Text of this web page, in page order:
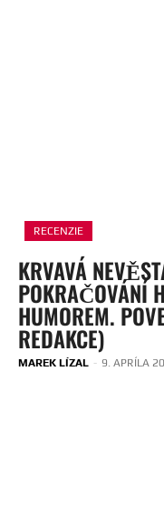
RECENZIE
KRVAVÁ
POKRAČOVÁNÍ
HUMOREM.
REDAKCE)
MAREK LÍZAL - 9. APRÍLA